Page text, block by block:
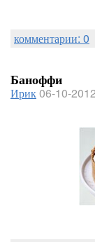
комментарии: 0
Баноффи
Ирик06-10-